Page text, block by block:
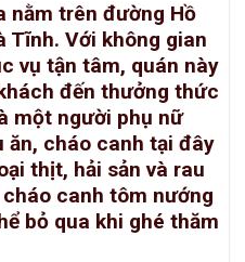
nằm trên đường Hồ
Tĩnh. Với không gian
vụ tận tâm, quán này
đến thưởng thức
một người phụ nữ
ăn, cháo canh tại đây
thịt, hải sản và rau
canh tôm nướng
bỏ qua khi ghé thăm